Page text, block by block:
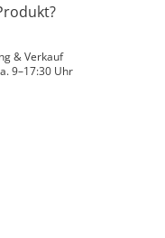
& Verkauf
9–17:30 Uhr